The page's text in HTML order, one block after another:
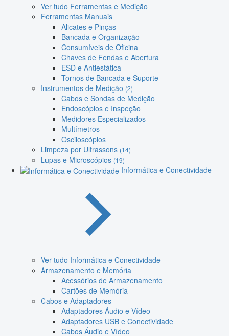
Ver tudo Ferramentas e Medição
Ferramentas Manuais
Alicates e Pinças
Bancada e Organização
Consumíveis de Oficina
Chaves de Fendas e Abertura
ESD e Antiestática
Tornos de Bancada e Suporte
Instrumentos de Medição (2)
Cabos e Sondas de Medição
Endoscópios e Inspeção
Medidores Especializados
Multímetros
Osciloscópios
Limpeza por Ultrassons (14)
Lupas e Microscópios (19)
Informática e Conectividade
Ver tudo Informática e Conectividade
Armazenamento e Memória
Acessórios de Armazenamento
Cartões de Memória
Cabos e Adaptadores
Adaptadores Áudio e Vídeo
Adaptadores USB e Conectividade
Cabos Áudio e Vídeo